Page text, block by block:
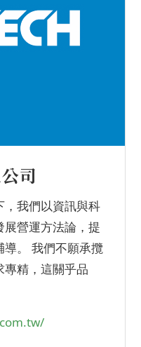
司
，我們以資訊與科
營運方法論，提
。 我們不願承攬
專精，這關乎品